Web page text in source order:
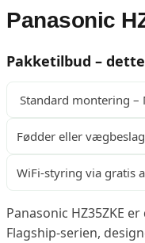
Panasonic
Pakketilbud –
Standard montering
Fødder eller
WiFi-styring via gratis
Panasonic HZ35ZKE
Flagship-serien,